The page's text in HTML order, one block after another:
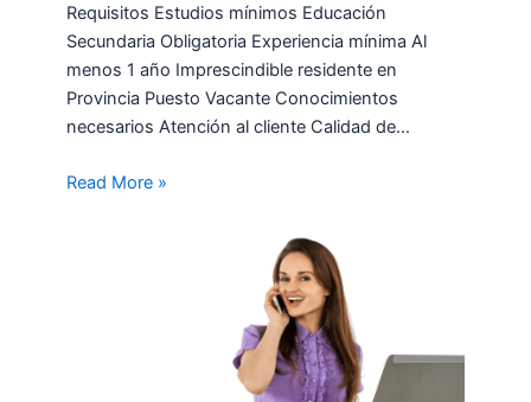
Requisitos Estudios mínimos Educación
Secundaria Obligatoria Experiencia mínima Al
menos 1 año Imprescindible residente en
Provincia Puesto Vacante Conocimientos
necesarios Atención al cliente Calidad de…
Read More »